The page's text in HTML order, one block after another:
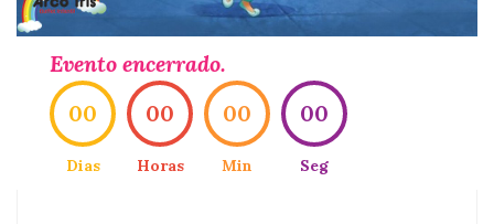
Evento encerrado.
00
Dias
00
Horas
00
Min
00
Seg